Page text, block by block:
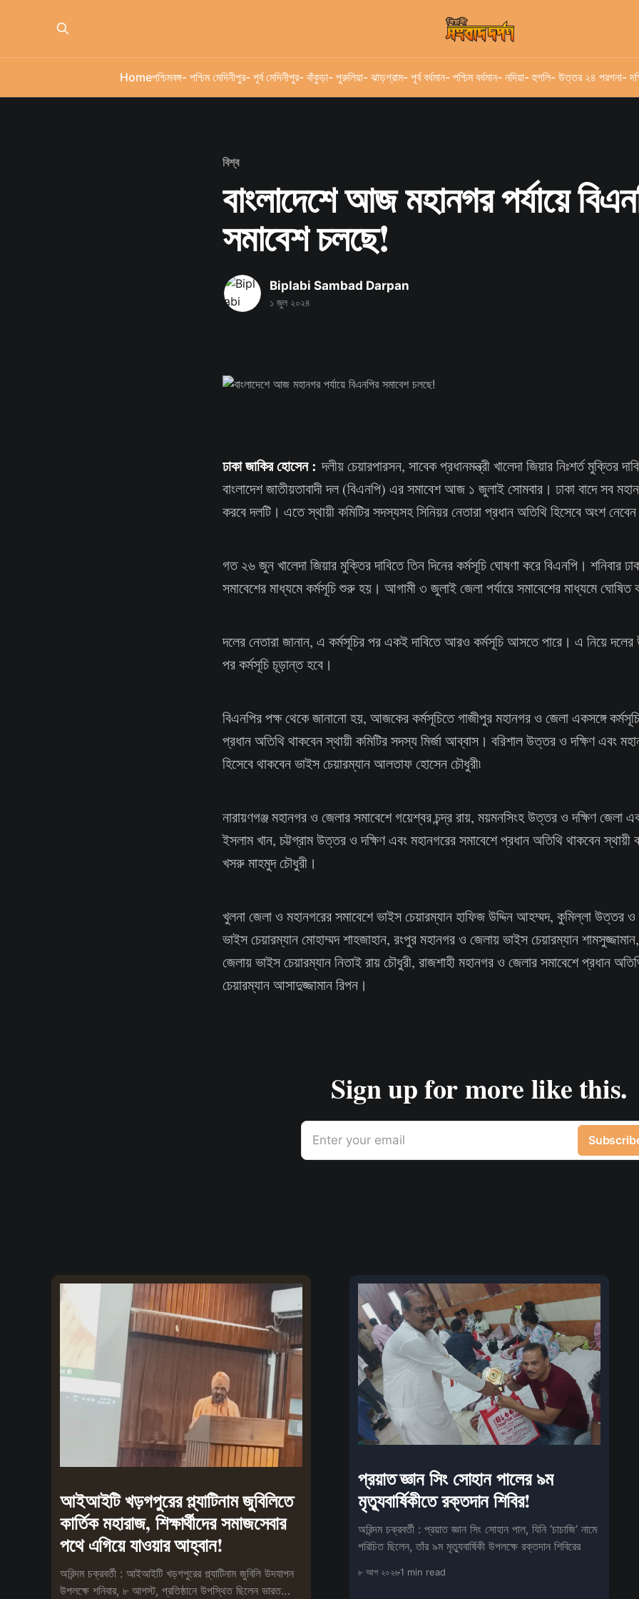
Homeপশ্চিমবঙ্গ- পশ্চিম মেদিনীপুর- পূর্ব মেদিনীপুর- বাঁকুড়া- পুরুলিয়া- ঝাড়গ্রাম- পূর্ব বর্ধমান- পশ্চিম বর্ধমান- নদিয়া- হুগলি- উত্তর ২৪ পরগনা-
বিশ্ব
বাংলাদেশে আজ মহানগর পর্যায়ে
সমাবেশ চলছে!
Biplabi Sambad Darpan
১ জুল ২০২৪
ঢাকা জাকির হোসেন :দলীয় চেয়ারপারসন, সাবেক প্রধানমন্ত্রী খালেদা জিয়ার নিঃশর্ত মুক্তির
বাংলাদেশ জাতীয়তাবাদী দল (বিএনপি) এর সমাবেশ আজ ১ জুলাই সোমবার। ঢাকা বাদে সব
করবে দলটি। এতে স্থায়ী কমিটির সদস্যসহ সিনিয়র নেতারা প্রধান অতিথি হিসেবে অংশ
গত ২৬ জুন খালেদা জিয়ার মুক্তির দাবিতে তিন দিনের কর্মসূচি ঘোষণা করে বিএনপি। শনিবার
সমাবেশের মাধ্যমে কর্মসূচি শুরু হয়। আগামী ৩ জুলাই জেলা পর্যায়ে সমাবেশের মাধ্যমে ঘোষিত
দলের নেতারা জানান, এ কর্মসূচির পর একই দাবিতে আরও কর্মসূচি আসতে পারে। এ নিয়ে দলের
পর কর্মসূচি চূড়ান্ত হবে।
বিএনপির পক্ষ থেকে জানানো হয়, আজকের কর্মসূচিতে গাজীপুর মহানগর ও জেলা একসঙ্গে
প্রধান অতিথি থাকবেন স্থায়ী কমিটির সদস্য মির্জা আব্বাস। বরিশাল উত্তর ও দক্ষিণ এবং
হিসেবে থাকবেন ভাইস চেয়ারম্যান আলতাফ হোসেন চৌধুরী৷
নারায়ণগঞ্জ মহানগর ও জেলার সমাবেশে গয়েশ্বর চন্দ্র রায়, ময়মনসিংহ উত্তর ও দক্ষিণ জেলা
ইসলাম খান, চট্টগ্রাম উত্তর ও দক্ষিণ এবং মহানগরের সমাবেশে প্রধান অতিথি থাকবেন
খসরু মাহমুদ চৌধুরী।
খুলনা জেলা ও মহানগরের সমাবেশে ভাইস চেয়ারম্যান হাফিজ উদ্দিন আহম্মদ, কুমিল্লা উত্তর ও
ভাইস চেয়ারম্যান মোহাম্মদ শাহজাহান, রংপুর মহানগর ও জেলায় ভাইস চেয়ারম্যান
জেলায় ভাইস চেয়ারম্যান নিতাই রায় চৌধুরী, রাজশাহী মহানগর ও জেলার সমাবেশে প্রধান
চেয়ারম্যান আসাদুজ্জামান রিপন।
Sign up for more like this.
Enter your email
আইআইটি খড়গপুরের প্ল্যাটিনাম জুবিলিতে
কার্তিক মহারাজ, শিক্ষার্থীদের সমাজসেবার
পথে এগিয়ে যাওয়ার আহ্বান!
অরিন্দম চক্রবর্তী : আইআইটি খড়গপুরের প্ল্যাটিনাম জুবিলি উদযাপন
উপলক্ষে শনিবার, ৮ আগস্ট, প্রতিষ্ঠানে উপস্থিত ছিলেন ভারত
প্রয়াত জ্ঞান সিং সোহান পালের ৯ম
মৃত্যুবার্ষিকীতে রক্তদান শিবির!
অরিন্দম চক্রবর্তী : প্রয়াত জ্ঞান সিং সোহান পাল, যিনি ‘চাচাজি’ নামে
পরিচিত ছিলেন, তাঁর ৯ম মৃত্যুবার্ষিকী উপলক্ষে রক্তদান শিবিরের
৮ আগ ২০২৬1 min read